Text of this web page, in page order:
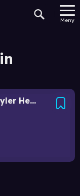
Meny
Life After Death with Tyler Henry